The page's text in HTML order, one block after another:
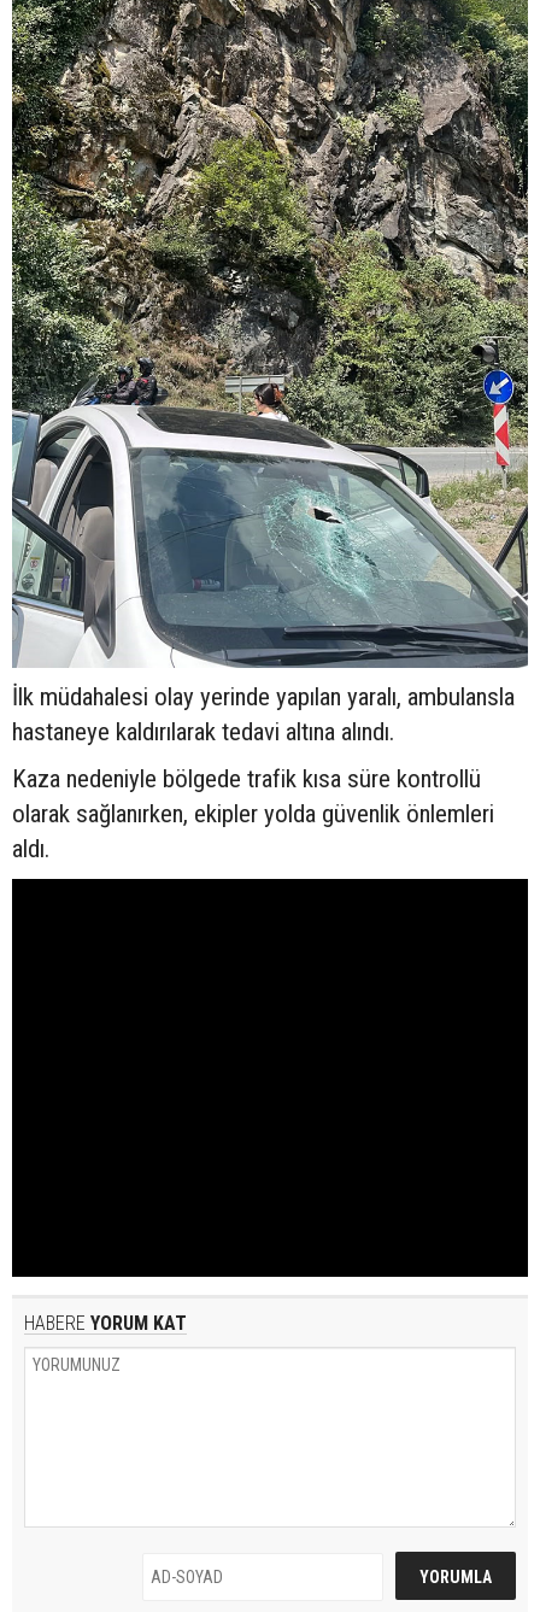
İlk müdahalesi olay yerinde yapılan yaralı, ambulansla
hastaneye kaldırılarak tedavi altına alındı.
Kaza nedeniyle bölgede trafik kısa süre kontrollü
olarak sağlanırken, ekipler yolda güvenlik önlemleri
aldı.
HABERE YORUM KAT